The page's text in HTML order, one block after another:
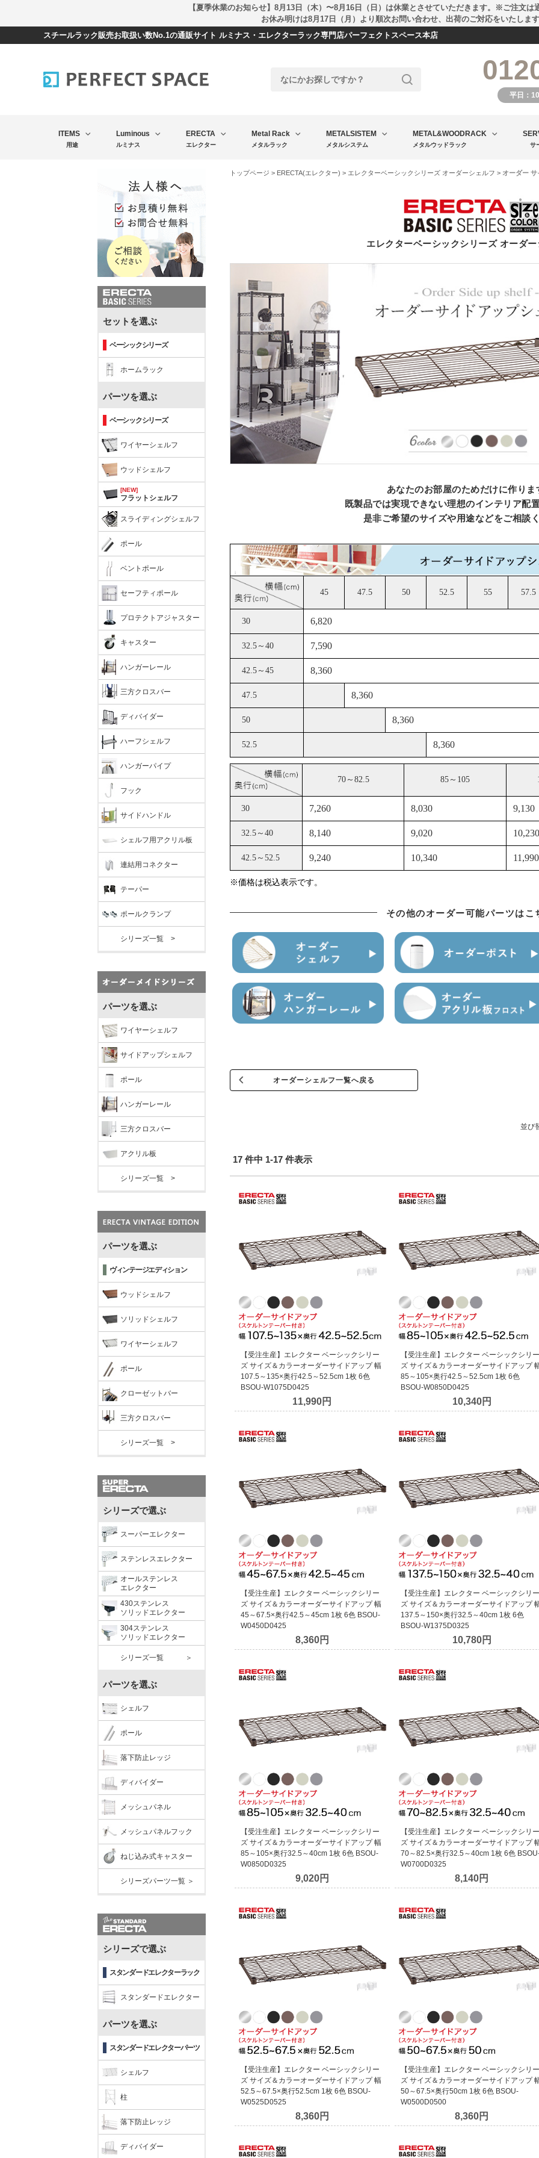
【夏季休業のお知らせ】8月13日（木）〜8月16日（日）は休業とさせていただきます。※ご注文は
お休み明けは8月17日（月）より順次お問い合わせ、出荷のご対応をいたしま
スチールラック販売お取扱い数No.1の通販サイト ルミナス・エレクターラック専門店パーフェクトスペース本店
平日：
ITEMS
用途
Luminous
ルミナス
ERECTA
エレクター
Metal Rack
メタルラック
METALSISTEM
メタルシステム
METAL&WOODRACK
メタルウッドラック サ
セットを選ぶ
ベーシックシリーズ
ホームラック
パーツを選ぶ
ベーシックシリーズ
ワイヤーシェルフ
ウッドシェルフ
[NEW]
フラットシェルフ
スライディングシェルフ
ポール
ベントポール
セーフティポール
プロテクトアジャスター
キャスター
ハンガーレール
三方クロスバー
ディバイダー
ハーフシェルフ
ハンガーパイプ
フック
サイドハンドル
シェルフ用アクリル板
連結用コネクター
テーパー
ポールクランプ
シリーズ一覧 >
パーツを選ぶ
ワイヤーシェルフ
サイドアップシェルフ
ポール
ハンガーレール
三方クロスバー
アクリル板
シリーズ一覧 >
パーツを選ぶ
ヴィンテージエディション
ウッドシェルフ
ソリッドシェルフ
ワイヤーシェルフ
ポール
クローゼットバー
三方クロスバー
シリーズ一覧 >
シリーズで選ぶ
スーパーエレクター
ステンレスエレクター
オールステンレス
エレクター
430ステンレス
ソリッドエレクター
304ステンレス
ソリッドエレクター
シリーズ一覧 ＞
パーツを選ぶ
シェルフ
ポール
落下防止レッジ
ディバイダー
メッシュパネル
メッシュパネルフック
ねじ込み式キャスター
シリーズパーツ一覧 ＞
シリーズで選ぶ
スタンダードエレクターラック
スタンダードエレクター
パーツを選ぶ
スタンダードエレクターパーツ
シェルフ
柱
落下防止レッジ
ディバイダー
トップページ > ERECTA(エレクター) > エレクターベーシックシリーズ オーダーシェルフ > オーダー
エレクターベーシックシリーズ オーダ
あなたのお部屋のためだけに作りま
既製品では実現できない理想のインテリア配
是非ご希望のサイズや用途などをご相談
その他のオーダー可能パーツはこ
オーダーシェルフ一覧へ戻る
並び
17 件中 1-17 件表示
【受注生産】エレクター ベーシックシリー
ズ サイズ＆カラーオーダーサイドアップ 幅
107.5～135×奥行42.5～52.5cm 1枚 6色
BSOU-W1075D0425
11,990円
【受注生産】エレクター ベーシックシリー
ズ サイズ＆カラーオーダーサイドアップ
85～105×奥行42.5～52.5cm 1枚 6色
BSOU-W0850D0425
10,340円
【受注生産】エレクター ベーシックシリー
ズ サイズ＆カラーオーダーサイドアップ 幅
45～67.5×奥行42.5～45cm 1枚 6色 BSOU-
W0450D0425
8,360円
【受注生産】エレクター ベーシックシリー
ズ サイズ＆カラーオーダーサイドアップ
137.5～150×奥行32.5～40cm 1枚 6色
BSOU-W1375D0325
10,780円
【受注生産】エレクター ベーシックシリー
ズ サイズ＆カラーオーダーサイドアップ 幅
85～105×奥行32.5～40cm 1枚 6色 BSOU-
W0850D0325
9,020円
【受注生産】エレクター ベーシックシリー
ズ サイズ＆カラーオーダーサイドアップ
70～82.5×奥行32.5～40cm 1枚 6色
W0700D0325
8,140円
【受注生産】エレクター ベーシックシリー
ズ サイズ＆カラーオーダーサイドアップ 幅
52.5～67.5×奥行52.5cm 1枚 6色 BSOU-
W0525D0525
8,360円
【受注生産】エレクター ベーシックシリー
ズ サイズ＆カラーオーダーサイドアップ
50～67.5×奥行50cm 1枚 6色 BSOU-
W0500D0500
8,360円